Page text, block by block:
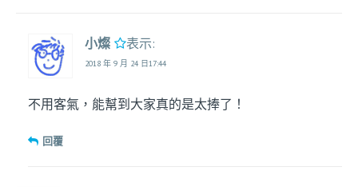
小燦 表示:
2018 年 9 月 24 日17:44
不用客氣，能幫到大家真的是太捧了！
回覆